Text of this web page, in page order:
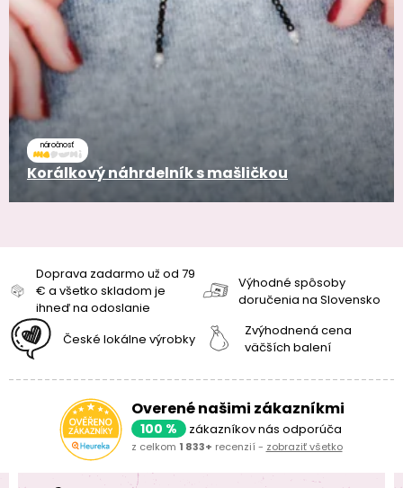
náročnosť
Korálkový náhrdelník s mašličkou
Doprava zadarmo už od 79
€ a všetko skladom je
ihneď na odoslanie
Výhodné spôsoby
doručenia na Slovensko
České lokálne výrobky
Zvýhodnená cena
väčších balení
Overené našimi zákazníkmi
100 % zákazníkov nás odporúča
z celkom 1 833+ recenzií - zobraziť všetko